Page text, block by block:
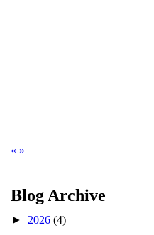
« »
Blog Archive
► 2026 (4)